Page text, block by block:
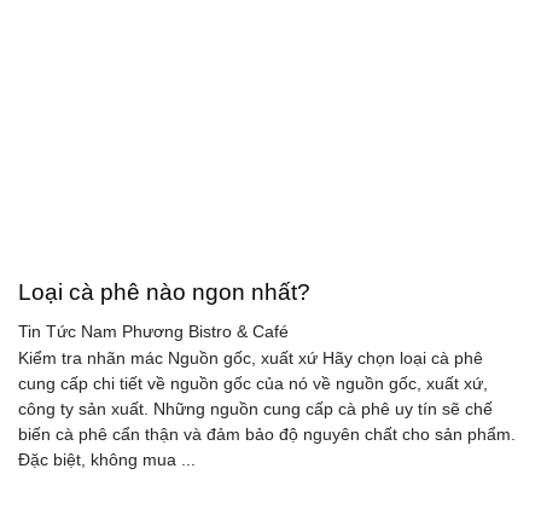
Loại cà phê nào ngon nhất?
Tin Tức Nam Phương Bistro & Café
Kiểm tra nhãn mác Nguồn gốc, xuất xứ Hãy chọn loại cà phê
cung cấp chi tiết về nguồn gốc của nó về nguồn gốc, xuất xứ,
công ty sản xuất. Những nguồn cung cấp cà phê uy tín sẽ chế
biến cà phê cẩn thận và đảm bảo độ nguyên chất cho sản phẩm.
Đặc biệt, không mua ...